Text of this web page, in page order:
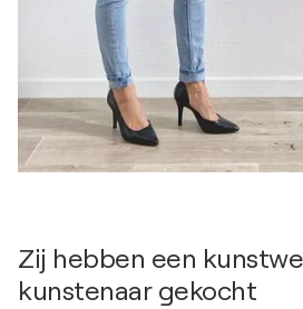
Zij hebben een
kunstenaar gekocht